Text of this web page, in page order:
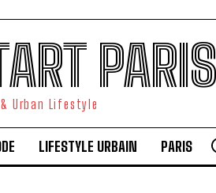
PARIS
Urban Lifestyle
LIFESTYLE URBAIN PARIS